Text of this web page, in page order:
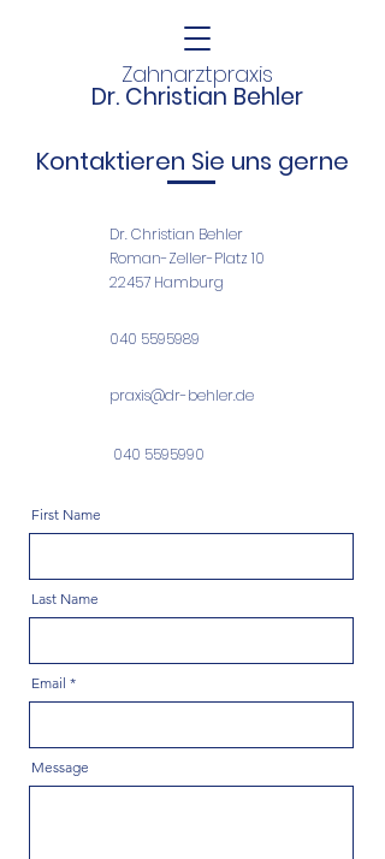
Zahnarztpraxis
Dr. Christian Behler
Kontaktieren Sie uns gerne
Dr. Christian Behler
Roman-Zeller-Platz 10
22457 Hamburg
040 5595989
praxis@dr-behler.de
040 5595990
First Name
Last Name
Email
Message